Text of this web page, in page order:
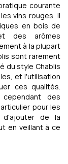
courante
vins rouges. Il
en bois de
des arômes
à la plupart
sont rarement
du style Chablis
et l'utilisation
ces qualités.
des
pour les
de la
en veillant à ce